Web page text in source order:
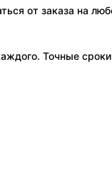
от заказа на
Точные